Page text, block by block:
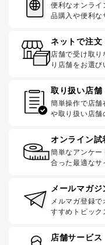
便利なオンラ
品購入や便利な
ネットで注文
店舗で受け取
り店舗をお選び
取り扱い店舗
簡単操作で店舗
や取り扱い店舗
オンライン試
簡単なアンケー
合った最適なサ
メールマガジ
メルマガ登録
すすめトピック
店舗サービス